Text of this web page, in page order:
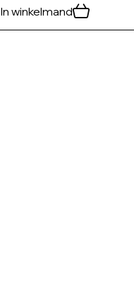
In winkelmand